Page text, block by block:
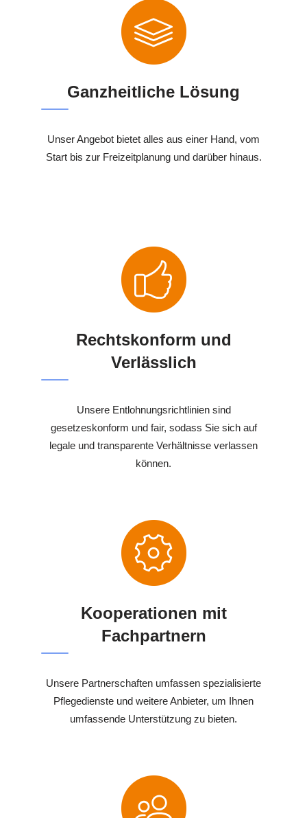
Ganzheitliche Lösung
Unser Angebot bietet alles aus einer Hand, vom
Start bis zur Freizeitplanung und darüber hinaus.
Rechtskonform und
Verlässlich
Unsere Entlohnungsrichtlinien sind
gesetzeskonform und fair, sodass Sie sich auf
legale und transparente Verhältnisse verlassen
können.
Kooperationen mit
Fachpartnern
Unsere Partnerschaften umfassen spezialisierte
Pflegedienste und weitere Anbieter, um Ihnen
umfassende Unterstützung zu bieten.